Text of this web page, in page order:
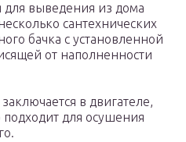
для выведения из дома
сантехнических
бачка с установленной
от наполненности
в двигателе,
для осушения